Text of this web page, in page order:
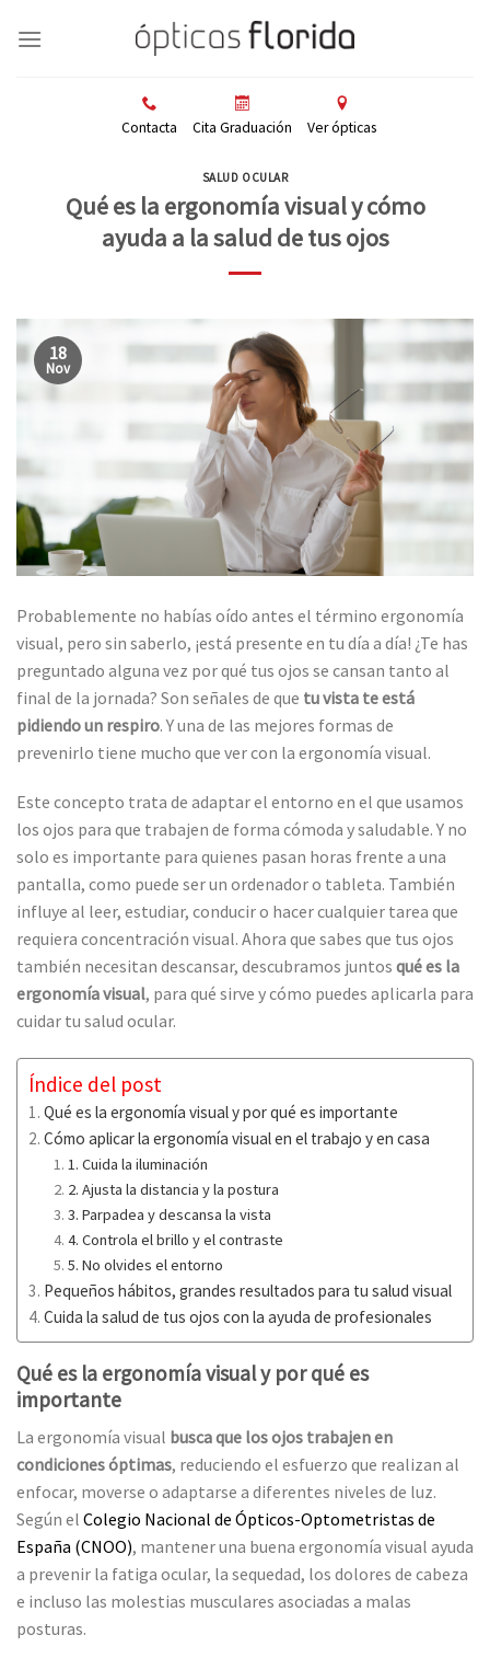
Contacta Cita Graduación Ver ópticas
SALUD OCULAR
Qué es la ergonomía visual y cómo
ayuda a la salud de tus ojos
18
Nov
Probablemente no habías oído antes el término ergonomía
visual, pero sin saberlo, ¡está presente en tu día a día! ¿Te has
preguntado alguna vez por qué tus ojos se cansan tanto al
final de la jornada? Son señales de que tu vista te está
pidiendo un respiro. Y una de las mejores formas de
prevenirlo tiene mucho que ver con la ergonomía visual.
Este concepto trata de adaptar el entorno en el que usamos
los ojos para que trabajen de forma cómoda y saludable. Y no
solo es importante para quienes pasan horas frente a una
pantalla, como puede ser un ordenador o tableta. También
influye al leer, estudiar, conducir o hacer cualquier tarea que
requiera concentración visual. Ahora que sabes que tus ojos
también necesitan descansar, descubramos juntos qué es la
ergonomía visual, para qué sirve y cómo puedes aplicarla para
cuidar tu salud ocular.
Índice del post
Qué es la ergonomía visual y por qué es importante
Cómo aplicar la ergonomía visual en el trabajo y en casa
1. Cuida la iluminación
2. Ajusta la distancia y la postura
3. Parpadea y descansa la vista
4. Controla el brillo y el contraste
5. No olvides el entorno
Pequeños hábitos, grandes resultados para tu salud visual
Cuida la salud de tus ojos con la ayuda de profesionales
Qué es la ergonomía visual y por qué es
importante
La ergonomía visual busca que los ojos trabajen en
condiciones óptimas, reduciendo el esfuerzo que realizan al
enfocar, moverse o adaptarse a diferentes niveles de luz.
Según el Colegio Nacional de Ópticos-Optometristas de
España (CNOO), mantener una buena ergonomía visual ayuda
a prevenir la fatiga ocular, la sequedad, los dolores de cabeza
e incluso las molestias musculares asociadas a malas
posturas.